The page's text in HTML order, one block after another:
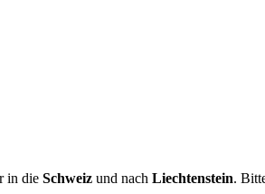
in die Schweiz und nach Liechtenstein.